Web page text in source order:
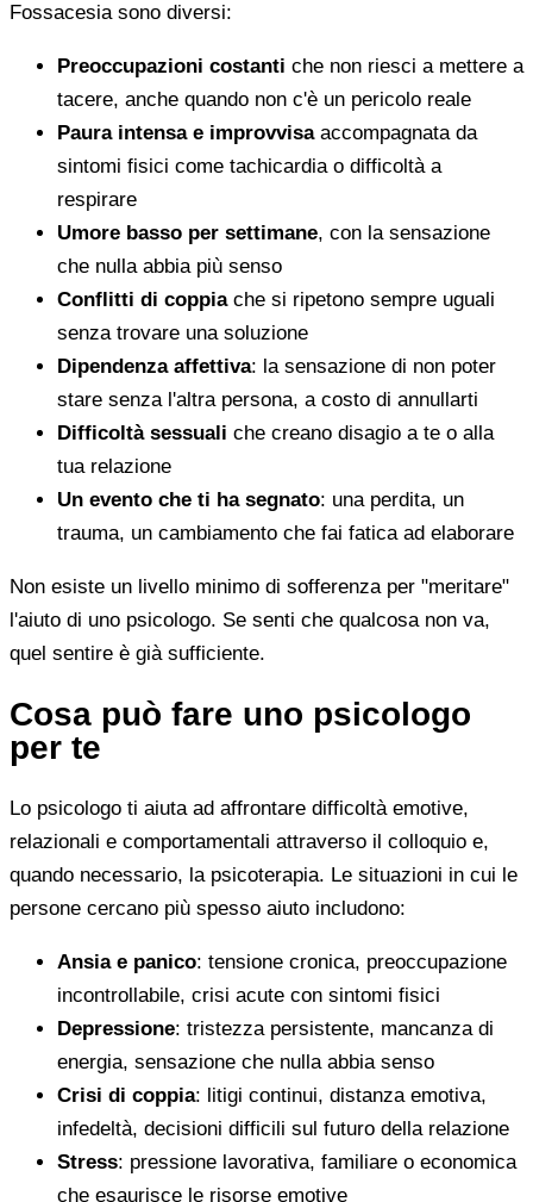
Fossacesia sono diversi:
Preoccupazioni costanti che non riesci a mettere a
tacere, anche quando non c'è un pericolo reale
Paura intensa e improvvisaaccompagnata da
sintomi fisici come tachicardia o difficoltà a
respirare
Umore basso per settimane, con la sensazione
che nulla abbia più senso
Conflitti di coppiache si ripetono sempre uguali
senza trovare una soluzione
Dipendenza affettiva: la sensazione di non poter
stare senza l'altra persona, a costo di annullarti
Difficoltà sessuali che creano disagio a te o alla
tua relazione
Un evento che ti ha segnato: una perdita, un
trauma, un cambiamento che fai fatica ad elaborare
Non esiste un livello minimo di sofferenza per "meritare"
l'aiuto di uno psicologo. Se senti che qualcosa non va,
quel sentire è già sufficiente.
Cosa può fare uno psicologo
per te
Lo psicologo ti aiuta ad affrontare difficoltà emotive,
relazionali e comportamentali attraverso il colloquio e,
quando necessario, la psicoterapia. Le situazioni in cui le
persone cercano più spesso aiuto includono:
Ansia e panico: tensione cronica, preoccupazione
incontrollabile, crisi acute con sintomi fisici
Depressione: tristezza persistente, mancanza di
energia, sensazione che nulla abbia senso
Crisi di coppia: litigi continui, distanza emotiva,
infedeltà, decisioni difficili sul futuro della relazione
Stress: pressione lavorativa, familiare o economica
che esaurisce le risorse emotive